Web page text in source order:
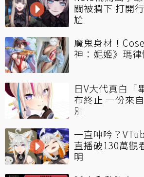
關被攔下 打開
尬
魔鬼身材！
神：妮姬》瑪
日V大代真白「
布終止 一份來
別
一直呻吟？
直播破130萬觀
明